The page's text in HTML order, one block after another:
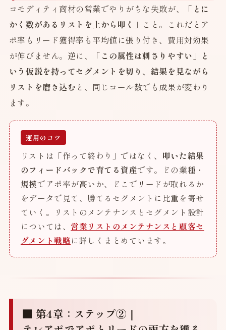
コモディティ商材の営業でやりがちな失敗が、
「とに
かく数があるリストを上から叩く」 こと。これだとア
ポ率もリード獲得率も平均値に張り付き、費用対効果
が伸びません。逆に、
「この属性は刺さりやすい」と
いう仮説を持ってセグメントを切り、結果を見ながら
リストを磨き込む と、同じコール数でも成果が変わり
ます。
運用のコツ
リストは「作って終わり」ではなく、 叩いた結果
のフィードバックで育てる資産です。どの業種・
規模でアポ率が高いか、どこでリードが取れるか
をデータで見て、勝てるセグメントに比重を寄せ
ていく。リストのメンテナンスとセグメント設計
については、 営業リストのメンテナンスと顧客セ
グメント戦略に詳しくまとめています。
■ 第4章：ステップ②｜